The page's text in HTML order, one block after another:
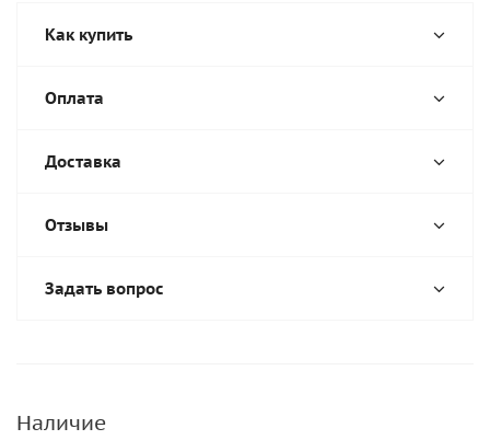
Как купить
Оплата
Доставка
Отзывы
Задать вопрос
Наличие